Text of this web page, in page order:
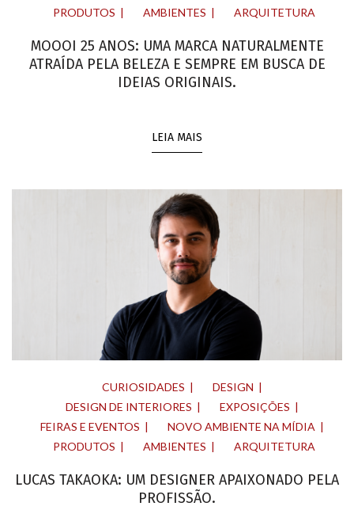
PRODUTOS
AMBIENTES ARQUITETURA
MOOOI 25 ANOS: UMA MARCA NATURALMENTE
ATRAÍDA PELA BELEZA E SEMPRE EM BUSCA DE
IDEIAS ORIGINAIS.
LEIA MAIS
CURIOSIDADES
DESIGN
DESIGN DE INTERIORES
EXPOSIÇÕES
FEIRAS E EVENTOS
NOVO AMBIENTE NA MÍDIA
PRODUTOS
AMBIENTES ARQUITETURA
LUCAS TAKAOKA: UM DESIGNER APAIXONADO PELA
PROFISSÃO.